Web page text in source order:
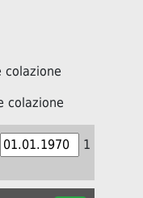
colazione
colazione
1